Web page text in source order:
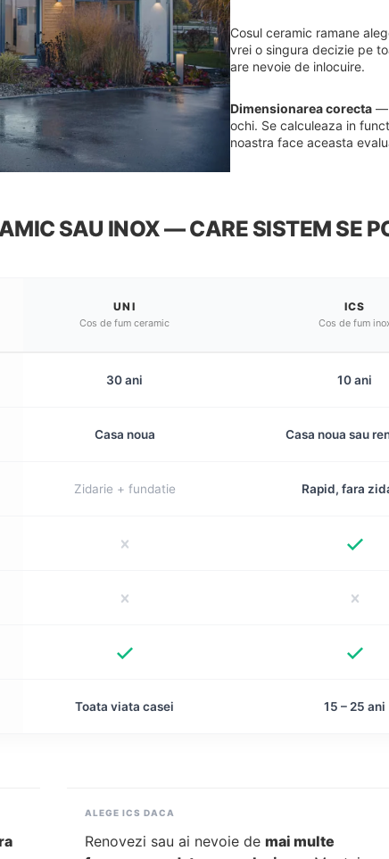
Cosul ceramic ramane
vrei o singura decizie pe
are nevoie de inlocuire.
Dimensionarea corecta —
ochi. Se calculeaza in
noastra face aceasta
SAU INOX — CARE SISTEM SE
UNI
Cos de fum ceramic
ICS
Cos de fum
30 ani 10 ani
Casa noua Casa noua sau
Zidarie + fundatie Rapid, fara
Toata viata casei 15 – 25 ani
ALEGE ICS DACA
Renovezi sau ai nevoie de mai multe